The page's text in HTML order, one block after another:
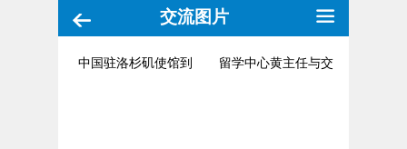
交流图片
中国驻洛杉矶使馆到 留学中心黄主任与交